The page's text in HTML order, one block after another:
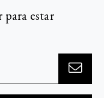
para estar